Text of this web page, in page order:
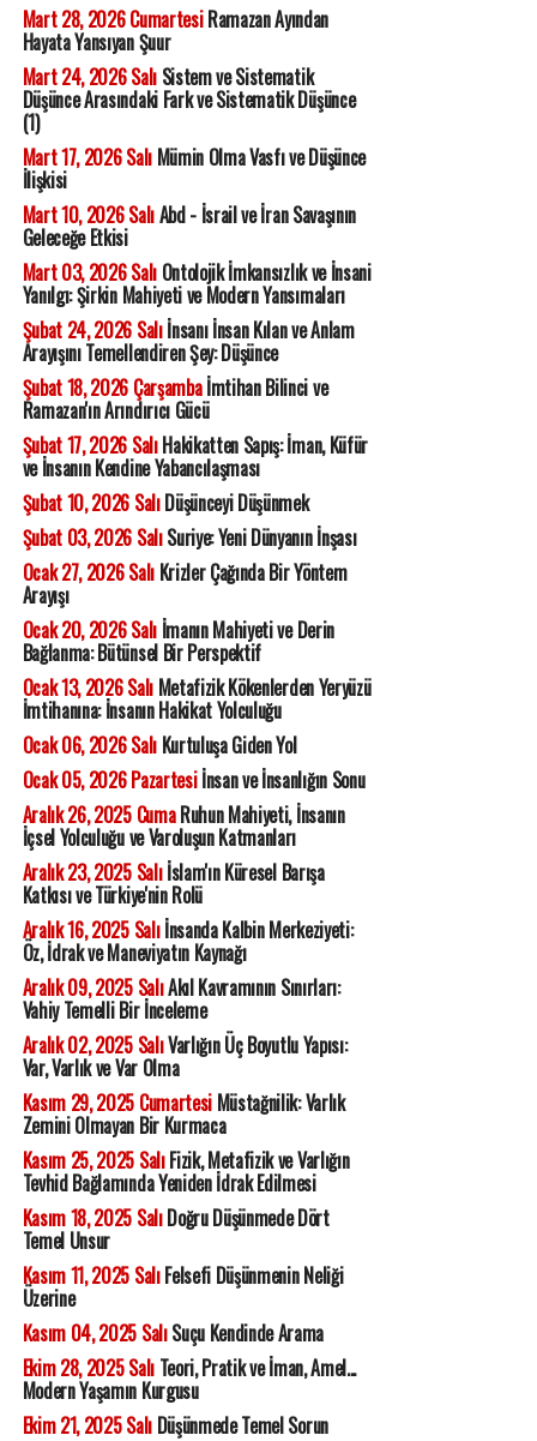
Mart 28, 2026 CumartesiRamazan Ayından
Hayata Yansıyan Şuur
Mart 24, 2026 SalıSistem ve Sistematik
Düşünce Arasındaki Fark ve Sistematik Düşünce
(1)
Mart 17, 2026 SalıMümin Olma Vasfı ve Düşünce
İlişkisi
Mart 10, 2026 SalıAbd - İsrail ve İran Savaşının
Geleceğe Etkisi
Mart 03, 2026 SalıOntolojik İmkansızlık ve İnsani
Yanılgı: Şirkin Mahiyeti ve Modern Yansımaları
Şubat 24, 2026 Salıİnsanı İnsan Kılan ve Anlam
Arayışını Temellendiren Şey: Düşünce
Şubat 18, 2026 Çarşambaİmtihan Bilinci ve
Ramazan'ın Arındırıcı Gücü
Şubat 17, 2026 SalıHakikatten Sapış: İman, Küfür
ve İnsanın Kendine Yabancılaşması
Şubat 10, 2026 SalıDüşünceyi Düşünmek
Şubat 03, 2026 SalıSuriye: Yeni Dünyanın İnşası
Ocak 27, 2026 SalıKrizler Çağında Bir Yöntem
Arayışı
Ocak 20, 2026 Salıİmanın Mahiyeti ve Derin
Bağlanma: Bütünsel Bir Perspektif
Ocak 13, 2026 SalıMetafizik Kökenlerden Yeryüzü
İmtihanına: İnsanın Hakikat Yolculuğu
Ocak 06, 2026 SalıKurtuluşa Giden Yol
Ocak 05, 2026 Pazartesiİnsan ve İnsanlığın Sonu
Aralık 26, 2025 CumaRuhun Mahiyeti, İnsanın
İçsel Yolculuğu ve Varoluşun Katmanları
Aralık 23, 2025 Salıİslam'ın Küresel Barışa
Katkısı ve Türkiye'nin Rolü
Aralık 16, 2025 Salıİnsanda Kalbin Merkeziyeti:
Öz, İdrak ve Maneviyatın Kaynağı
Aralık 09, 2025 SalıAkıl Kavramının Sınırları:
Vahiy Temelli Bir İnceleme
Aralık 02, 2025 SalıVarlığın Üç Boyutlu Yapısı:
Var, Varlık ve Var Olma
Kasım 29, 2025 CumartesiMüstağnilik: Varlık
Zemini Olmayan Bir Kurmaca
Kasım 25, 2025 SalıFizik, Metafizik ve Varlığın
Tevhid Bağlamında Yeniden İdrak Edilmesi
Kasım 18, 2025 SalıDoğru Düşünmede Dört
Temel Unsur
Kasım 11, 2025 SalıFelsefi Düşünmenin Neliği
Üzerine
Kasım 04, 2025 SalıSuçu Kendinde Arama
Ekim 28, 2025 SalıTeori, Pratik ve İman, Amel...
Modern Yaşamın Kurgusu
Ekim 21, 2025 SalıDüşünmede Temel Sorun